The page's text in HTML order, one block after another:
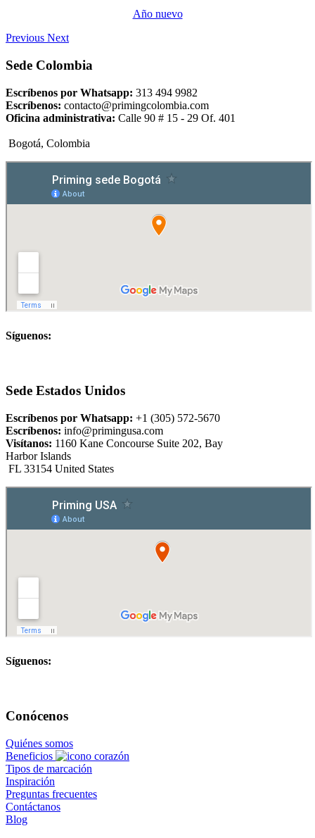
Año nuevo
Previous Next
Sede Colombia
Escríbenos por Whatsapp: 313 494 9982
Escríbenos: contacto@primingcolombia.com
Oficina administrativa: Calle 90 # 15 - 29 Of. 401
Bogotá, Colombia
Síguenos:
Sede Estados Unidos
Escríbenos por Whatsapp: +1 (305) 572-5670
Escríbenos: info@primingusa.com
Visítanos: 1160 Kane Concourse Suite 202, Bay
Harbor Islands
FL 33154 United States
Síguenos:
Conócenos
Quiénes somos
Beneficios
Tipos de marcación
Inspiración
Preguntas frecuentes
Contáctanos
Blog